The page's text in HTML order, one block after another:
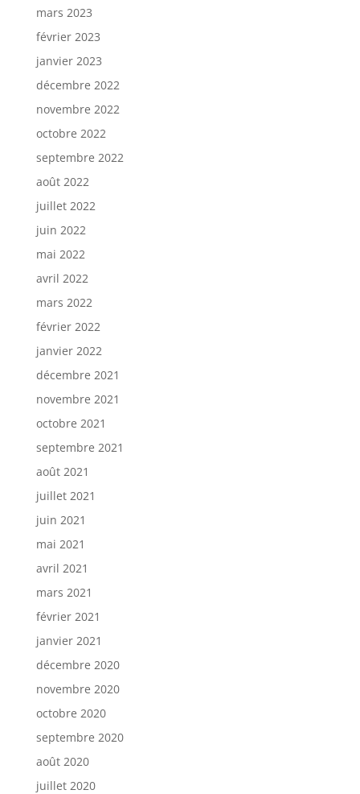
mars 2023
février 2023
janvier 2023
décembre 2022
novembre 2022
octobre 2022
septembre 2022
août 2022
juillet 2022
juin 2022
mai 2022
avril 2022
mars 2022
février 2022
janvier 2022
décembre 2021
novembre 2021
octobre 2021
septembre 2021
août 2021
juillet 2021
juin 2021
mai 2021
avril 2021
mars 2021
février 2021
janvier 2021
décembre 2020
novembre 2020
octobre 2020
septembre 2020
août 2020
juillet 2020